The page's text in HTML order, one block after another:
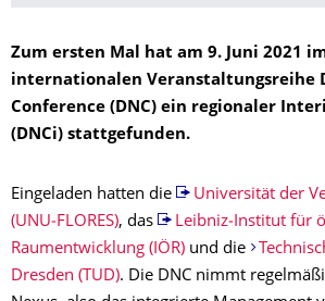
Zum ersten Mal hat am 9. Juni 2021
internationalen Veranstaltungsreihe
Conference (DNC) ein regionaler
(DNCi) stattgefunden.
Eingeladen hatten die
Universität der
(UNU‐FLORES), das
Leibniz‐Institut für
Raumentwicklung (IÖR) und die
Dresden (TUD). Die DNC nimmt